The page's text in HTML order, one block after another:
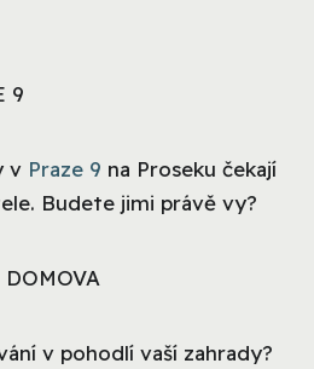
9
v Praze 9 na Proseku čekají
Budete jimi právě vy?
DOMOVA
v pohodlí vaší zahrady?